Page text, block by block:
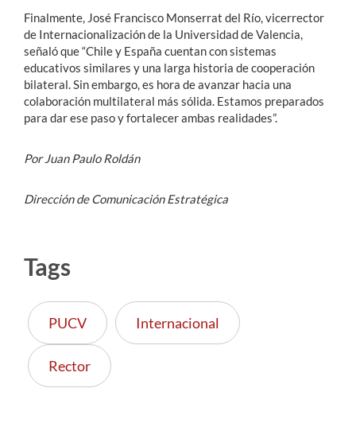
Finalmente, José Francisco Monserrat del Río, vicerrector
de Internacionalización de la Universidad de Valencia,
señaló que “Chile y España cuentan con sistemas
educativos similares y una larga historia de cooperación
bilateral. Sin embargo, es hora de avanzar hacia una
colaboración multilateral más sólida. Estamos preparados
para dar ese paso y fortalecer ambas realidades”.
Por Juan Paulo Roldán
Dirección de Comunicación Estratégica
Tags
PUCV Internacional
Rector